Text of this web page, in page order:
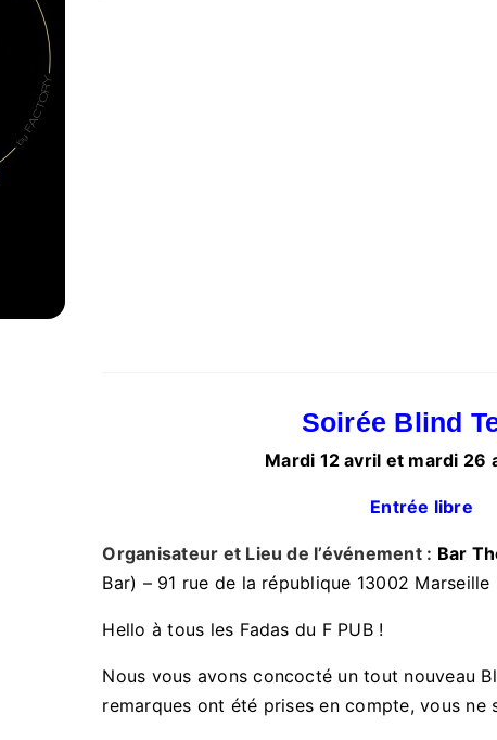
Soirée Blind
Mardi 12 avril et mardi 26
Entrée libre
Organisateur et Lieu de l’événement : Bar
Bar) – 91 rue de la république 13002 Marseille
Hello à tous les Fadas du F PUB !
Nous vous avons concocté un tout nouveau
remarques ont été prises en compte, vous ne